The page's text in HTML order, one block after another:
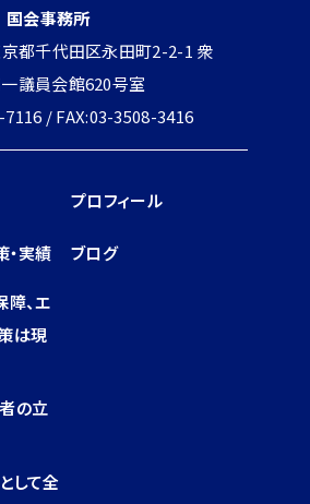
国会事務所
都千代田区永田町2-2-1 衆
議員会館620号室
/ FAX:03-3508-3416
プロフィール
・実績
障、エ
は現
の立
して全
ブログ